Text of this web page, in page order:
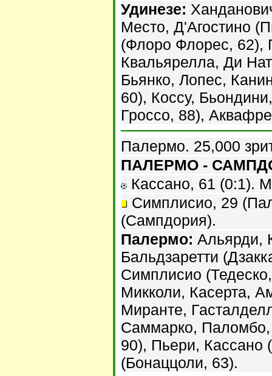
Удинезе:
Место, Д'Агостино
(Флоро Флорес, 62),
Квальярелла, Ди
Бьянко, Лопес,
60), Коссу,
Гроссо, 88),
Палермо. 25,000
ПАЛЕРМО -
Кассано, 61 (0:1).
Симплисио, 29
(Сампдория).
Палермо: Альярди,
Бальдзаретти
Симплисио
Микколи, Касерта,
Миранте,
Саммарко, Паломбо,
90), Пьери, Кассано
(Бонаццоли, 63).